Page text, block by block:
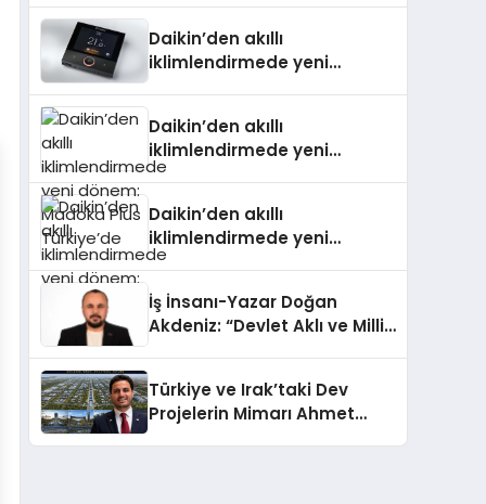
Daikin’den akıllı
iklimlendirmede yeni
Daikin’den akıllı
iklimlendirmede yeni
dönem: Madoka Plus
Daikin’den akıllı
iklimlendirmede yeni
dönem: Madoka Plus
İş İnsanı-Yazar Doğan
Akdeniz: “Devlet Aklı ve Milli
Türkiye ve Irak’taki Dev
Projelerin Mimarı Ahmet